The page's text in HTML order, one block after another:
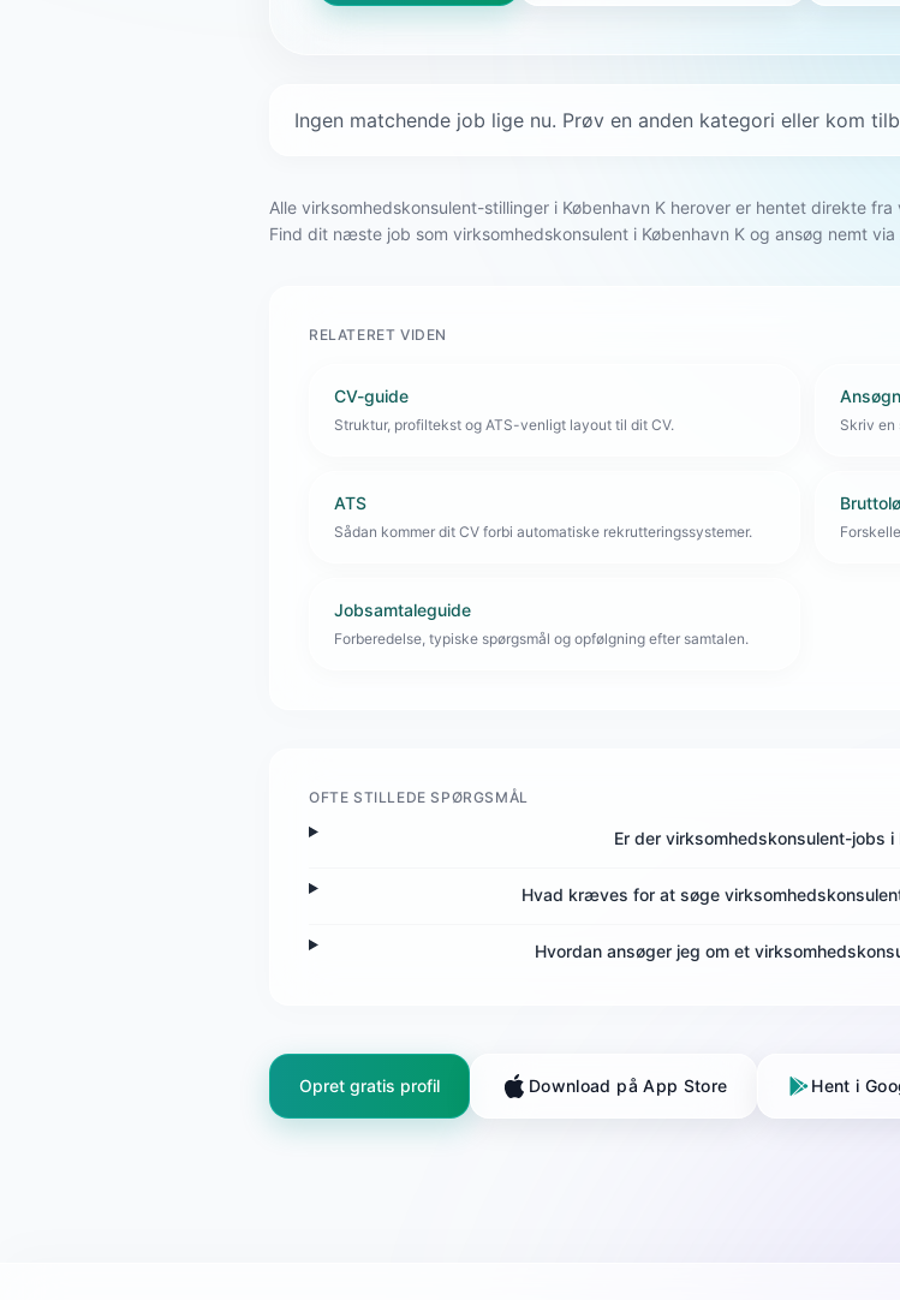
Ingen matchende job lige nu. Prøv en anden kategori eller kom
Alle virksomhedskonsulent-stillinger i København K herover er hentet direkte
Find dit næste job som virksomhedskonsulent i København K og ansøg nemt
RELATERET VIDEN
CV-guide
Struktur, profiltekst og ATS-venligt layout til dit CV. Skriv en
ATS
Sådan kommer dit CV forbi automatiske rekrutteringssystemer.
Jobsamtaleguide
Forberedelse, typiske spørgsmål og opfølgning efter samtalen.
OFTE STILLEDE SPØRGSMÅL
Er der virksomhedskonsulent-jobs i
Hvad kræves for at søge
Hvordan ansøger jeg om et
Opret gratis profil Download på App Store Hent i